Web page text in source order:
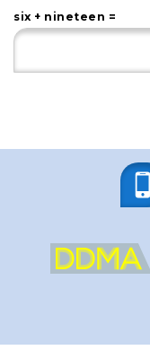
six + nineteen =